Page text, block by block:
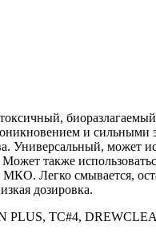
и сильными
Универсальный, может
также
Легко смывается,
дозировка.
PLUS, TC#4,